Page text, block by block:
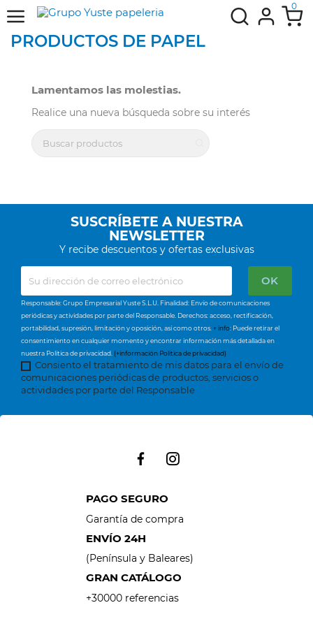
0
PRODUCTOS DE PAPEL
Lamentamos las molestias.
Realice una nueva búsqueda sobre su interés
SUSCRÍBETE A NUESTRA
NEWSLETTER
Y recibe descuentos y ofertas exclusivas
Responsable: Grupo Empresarial Yuste S.L.U. Finalidad: Envío de comunicaciones
periódicas y actividades por parte del Responsable. Derechos: acceso, rectificación,
portabilidad, supresión, limitación y oposición, así como otros.+ info: Puede retirar el
consentimiento en cualquier momento y encontrar información más detallada en
nuestra Política de privacidad. (+información Política de privacidad)
Consiento el tratamiento de mis datos para el envío de
comunicaciones periódicas de productos, servicios o
actividades por parte del Responsable
PAGO SEGURO
Garantía de compra
ENVÍO 24H
(Península y Baleares)
GRAN CATÁLOGO
+30000 referencias